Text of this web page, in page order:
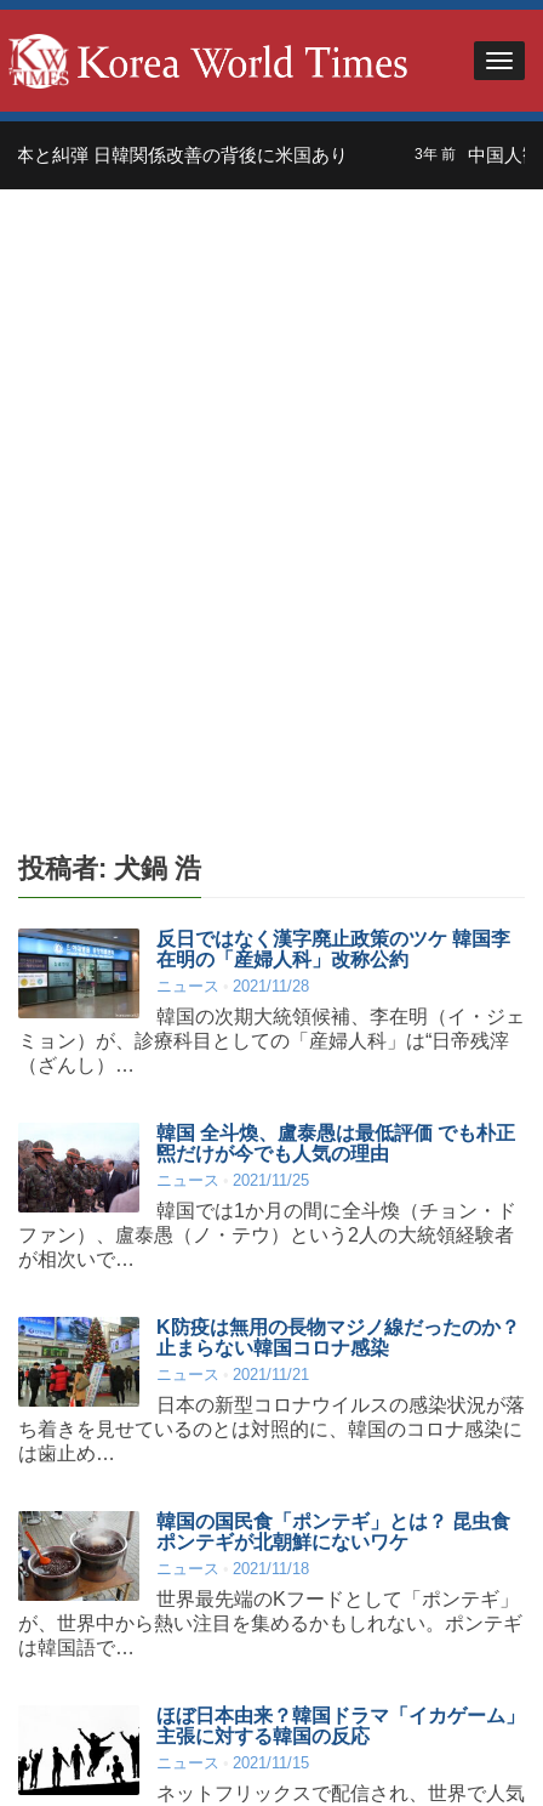
と糾弾 日韓関係改善の背後に米国あり 3年 前 中国人観
投稿者: 犬鍋 浩
反日ではなく漢字廃止政策のツケ 韓国李
在明の「産婦人科」改称公約
ニュース 2021/11/28
韓国の次期大統領候補、李在明（イ・ジェ
ミョン）が、診療科目としての「産婦人科」は“日帝残滓
（ざんし）…
韓国 全斗煥、盧泰愚は最低評価 でも朴正
煕だけが今でも人気の理由
ニュース 2021/11/25
韓国では1か月の間に全斗煥（チョン・ド
ファン）、盧泰愚（ノ・テウ）という2人の大統領経験者
が相次いで…
K防疫は無用の長物マジノ線だったのか？
止まらない韓国コロナ感染
ニュース 2021/11/21
日本の新型コロナウイルスの感染状況が落
ち着きを見せているのとは対照的に、韓国のコロナ感染に
は歯止め…
韓国の国民食「ポンテギ」とは？ 昆虫食
ポンテギが北朝鮮にないワケ
ニュース 2021/11/18
世界最先端のKフードとして「ポンテギ」
が、世界中から熱い注目を集めるかもしれない。ポンテギ
は韓国語で…
ほぼ日本由来？韓国ドラマ「イカゲーム」
主張に対する韓国の反応
ニュース 2021/11/15
ネットフリックスで配信され、世界で人気